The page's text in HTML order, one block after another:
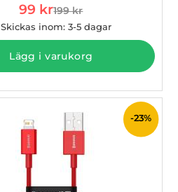
rea pris
99 krtidigare pris
199 kr
Skickas inom: 3-5 dagar
Lägg i varukorg
-23%